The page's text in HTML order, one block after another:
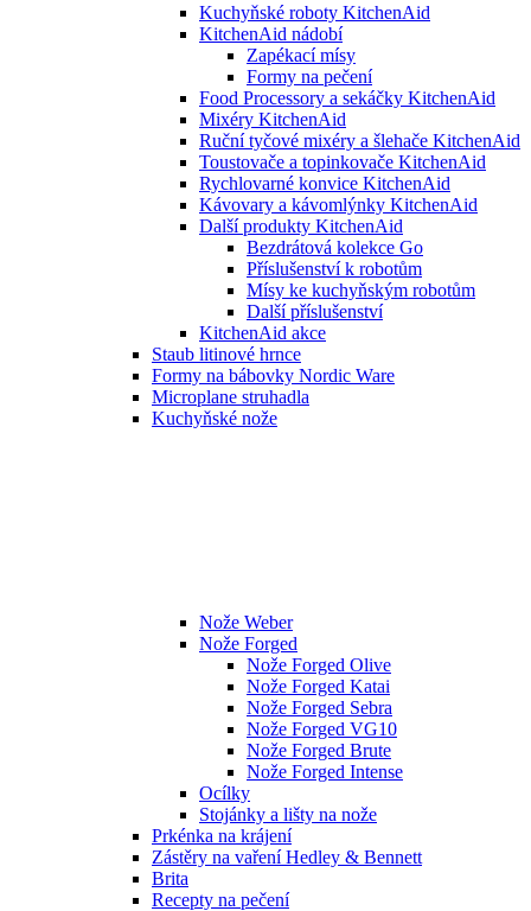
Kuchyňské roboty KitchenAid
KitchenAid nádobí
Zapékací mísy
Formy na pečení
Food Processory a sekáčky KitchenAid
Mixéry KitchenAid
Ruční tyčové mixéry a šlehače KitchenAid
Toustovače a topinkovače KitchenAid
Rychlovarné konvice KitchenAid
Kávovary a kávomlýnky KitchenAid
Další produkty KitchenAid
Bezdrátová kolekce Go
Příslušenství k robotům
Mísy ke kuchyňským robotům
Další příslušenství
KitchenAid akce
Staub litinové hrnce
Formy na bábovky Nordic Ware
Microplane struhadla
Kuchyňské nože
Nože Weber
Nože Forged
Nože Forged Olive
Nože Forged Katai
Nože Forged Sebra
Nože Forged VG10
Nože Forged Brute
Nože Forged Intense
Ocílky
Stojánky a lišty na nože
Prkénka na krájení
Zástěry na vaření Hedley & Bennett
Brita
Recepty na pečení